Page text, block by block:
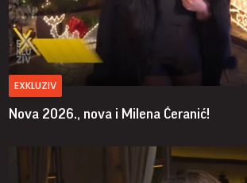
EXKLUZIV
Nova 2026., nova i Milena Ćeranić!